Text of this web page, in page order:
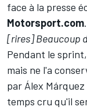
face à la presse
Motorsport.com.
[rires] Beaucoup
Pendant le
mais ne l'a
par Álex Márquez
temps cru qu'il